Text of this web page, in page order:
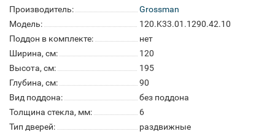
Производитель:
Grossman
Модель:
120.K33.01.1290.42.10
Поддон в комплекте:
нет
Ширина, см:
120
Высота, см:
195
Глубина, см:
90
Вид поддона:
без поддона
Толщина стекла, мм:
6
Тип дверей:
раздвижные